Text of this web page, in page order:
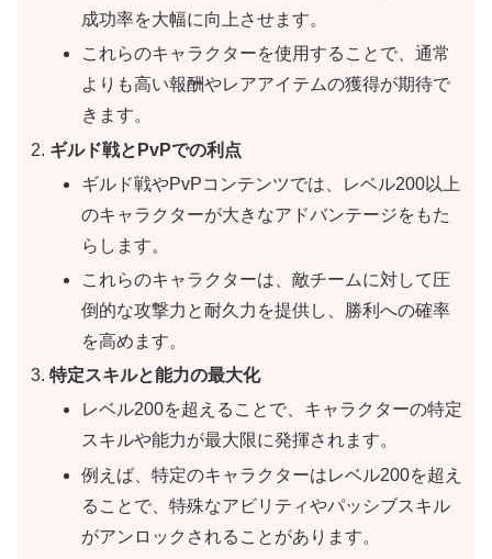
成功率を大幅に向上させます。
これらのキャラクターを使用することで、通常
よりも高い報酬やレアアイテムの獲得が期待で
きます。
ギルド戦とPvPでの利点
ギルド戦やPvPコンテンツでは、レベル200以上
のキャラクターが大きなアドバンテージをもた
らします。
これらのキャラクターは、敵チームに対して圧
倒的な攻撃力と耐久力を提供し、勝利への確率
を高めます。
特定スキルと能力の最大化
レベル200を超えることで、キャラクターの特定
スキルや能力が最大限に発揮されます。
例えば、特定のキャラクターはレベル200を超え
ることで、特殊なアビリティやパッシブスキル
がアンロックされることがあります。